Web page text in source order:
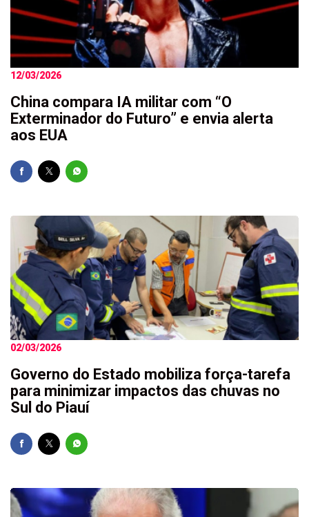
12/03/2026
China compara IA militar com “O
Exterminador do Futuro” e envia alerta
aos EUA
02/03/2026
Governo do Estado mobiliza força-tarefa
para minimizar impactos das chuvas no
Sul do Piauí